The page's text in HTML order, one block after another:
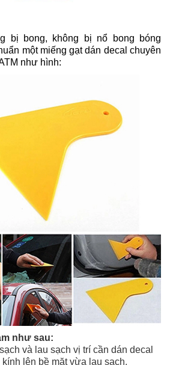
bị bong, không bị nổ bong bóng
một miếng gạt dán decal chuyên
như hình:
như sau:
và lau sạch vị trí cần dán decal
lên bề mặt vừa lau sạch.